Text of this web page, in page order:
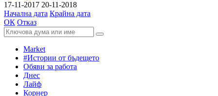
17-11-2017 20-11-2018
Начална дата Крайна дата
ОК Отказ
Market
#Истории от бъдещето
Обяви за работа
Днес
Лайф
Корнер